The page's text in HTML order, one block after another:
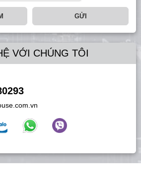
GỬI
VỚI CHÚNG TÔI